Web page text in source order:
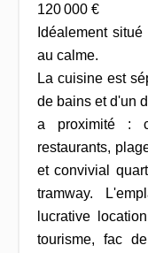
120 000 €
Idéalement
au calme.
La cuisine est
de bains et d'un
a proximité :
restaurants,
et convivial
tramway.
lucrative
tourisme, fac